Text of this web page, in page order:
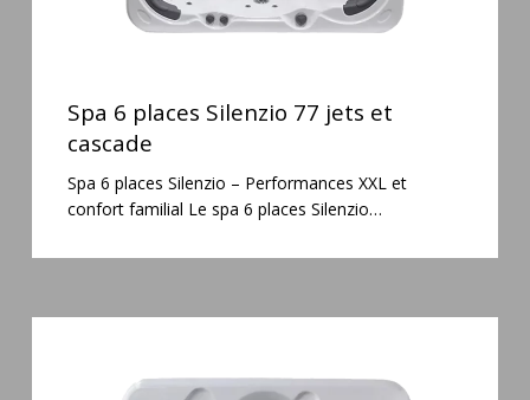
places
Silenzio
Spa 6 places Silenzio 77 jets et
cascade
Spa 6 places Silenzio – Performances XXL et
confort familial Le spa 6 places Silenzio…